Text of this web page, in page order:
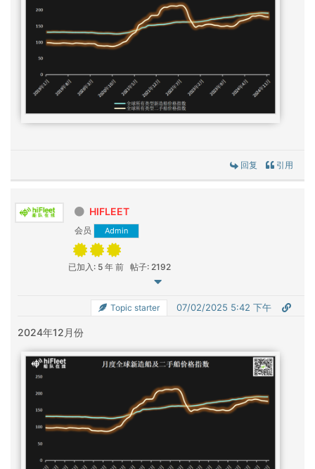
回复 引用
HIFLEET
会员 Admin
已加入: 5 年 前 帖子: 2192
Topic starter 07/02/2025 5:42 下午
2024年12月份